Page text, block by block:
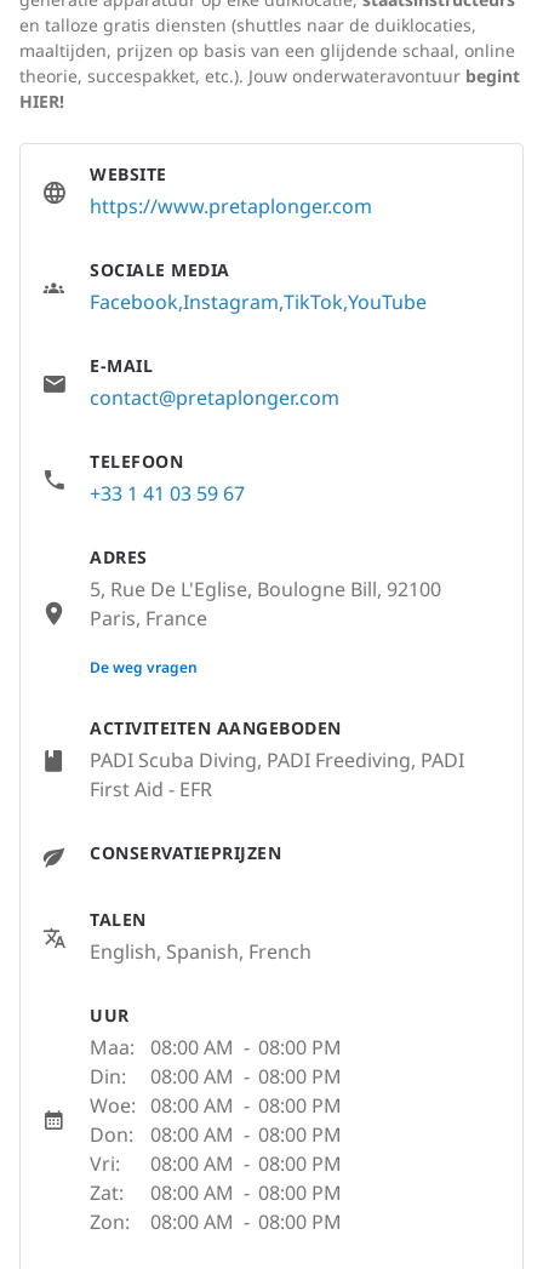
en talloze gratis diensten (shuttles naar de duiklocaties,
maaltijden, prijzen op basis van een glijdende schaal, online
theorie, succespakket, etc.). Jouw onderwateravontuur begint
HIER!
ACTIVITEITEN AANGEBODEN
PADI Scuba Diving, PADI Freediving, PADI
First Aid - EFR
CONSERVATIEPRIJZEN
TALEN
English, Spanish, French
UUR
Maa: 08:00 AM - 08:00 PM
Din:
08:00 AM - 08:00 PM
Woe: 08:00 AM - 08:00 PM
Don:
08:00 AM - 08:00 PM
Vri:
08:00 AM - 08:00 PM
Zat:
08:00 AM - 08:00 PM
Zon:
08:00 AM - 08:00 PM
WEBSITE
https://www.pretaplonger.com
SOCIALE MEDIA
FacebookInstagram TikTokYouTube
E-MAIL
contact@pretaplonger.com
TELEFOON
+33 1 41 03 59 67
ADRES
5, Rue De L'Eglise, Boulogne Bill, 92100
Paris, France
None
De weg vragen